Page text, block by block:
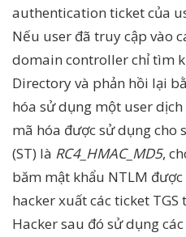
authentication ticket của
Nếu user đã truy cập vào
domain controller chỉ tìm
Directory và phản hồi lại
hóa sử dụng một user dịch
mã hóa được sử dụng cho
(ST) là RC4_HMAC_MD5,
băm mật khẩu NTLM
hacker xuất các ticket
Hacker sau đó sử dụng